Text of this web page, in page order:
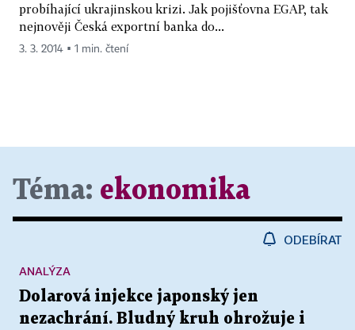
probíhající ukrajinskou krizi. Jak pojišťovna EGAP, tak
nejnověji Česká exportní banka do...
3. 3. 2014 ▪ 1 min. čtení
Téma: ekonomika
ODEBÍRAT
Dolarová injekce japonský jen
nezachrání. Bludný kruh ohrožuje i
ANALÝZA